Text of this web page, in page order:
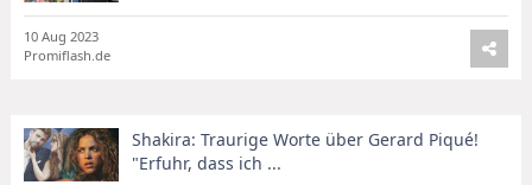
10 Aug 2023
Promiflash.de
Shakira: Traurige Worte über Gerard Piqué!
"Erfuhr, dass ich ...